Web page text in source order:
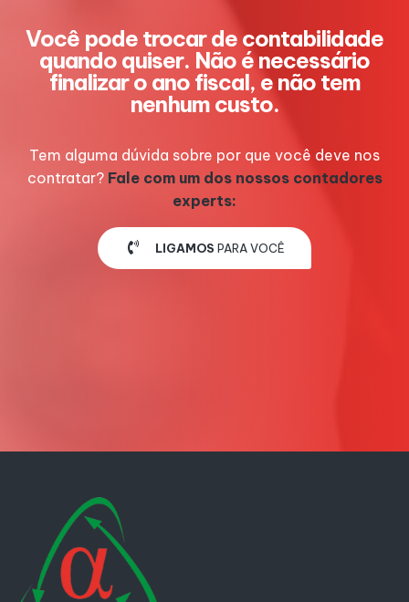
Você pode trocar de contabilidade
quando quiser. Não é necessário
finalizar o ano fiscal, e não tem
nenhum custo.
Tem alguma dúvida sobre por que você deve nos
contratar? Fale com um dos nossos contadores
experts:
LIGAMOS PARA VOCÊ